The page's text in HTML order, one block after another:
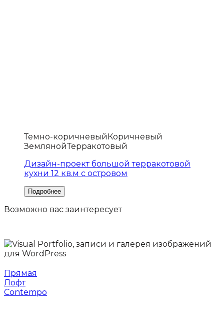
Темно-коричневыйКоричневый
ЗемлянойТерракотовый
Дизайн-проект большой терракотовой
кухни 12 кв.м с островом
Возможно вас заинтересует
Прямая
Лофт
Contempo